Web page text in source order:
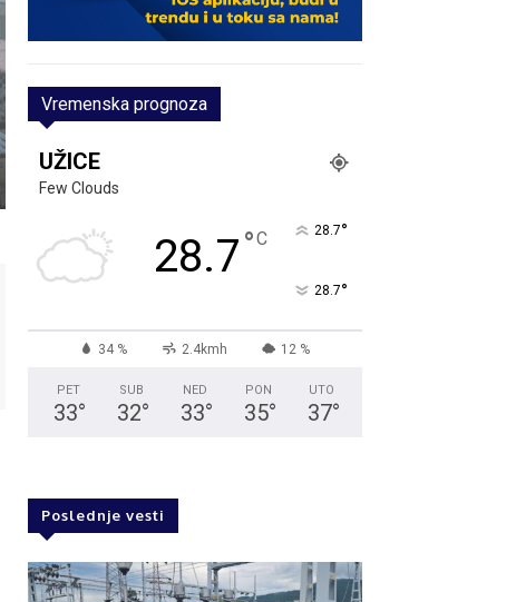
Vremenska prognoza
UŽICE
Few Clouds
28.7°C 28.7°
28.7°
34 % 2.4kmh 12 %
PET
33°
SUB
32°
NED
33°
PON
35°
UTO
37°
Poslednje vesti